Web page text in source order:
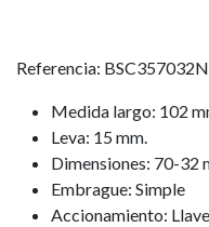
Referencia:
Medida largo: 102
Leva: 15 mm.
Dimensiones: 70-32
Embrague: Simple
Accionamiento: